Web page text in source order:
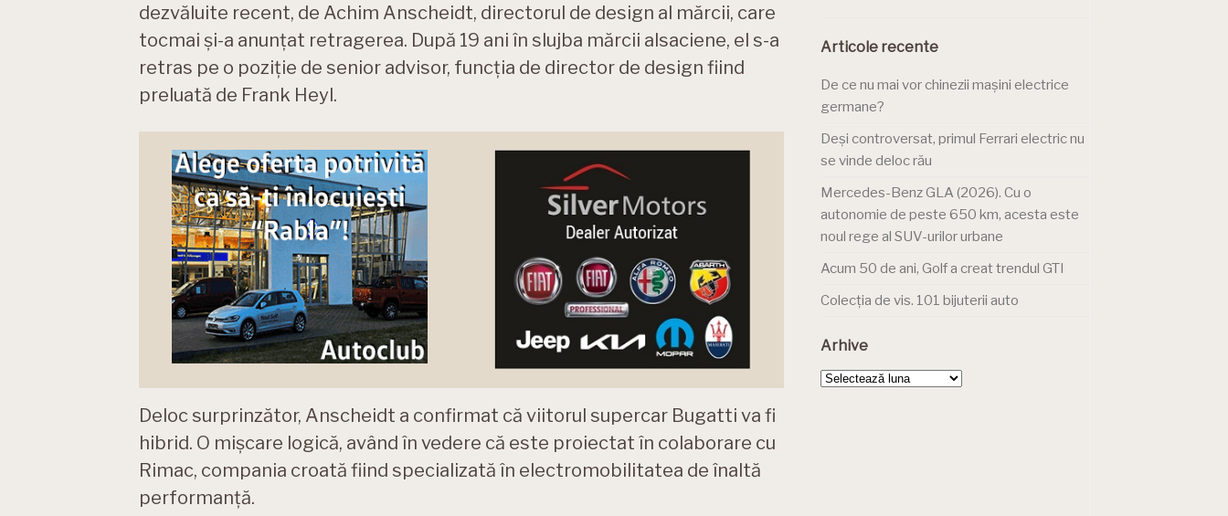
dezvăluite recent, de Achim Anscheidt, directorul de design al mărcii, care
tocmai și-a anunțat retragerea. După 19 ani în slujba mărcii alsaciene, el s-a
retras pe o poziție de senior advisor, funcția de director de design fiind
preluată de Frank Heyl.
Deloc surprinzător, Anscheidt a confirmat că viitorul supercar Bugatti va fi
hibrid. O mișcare logică, având în vedere că este proiectat în colaborare cu
Rimac, compania croată fiind specializată în electromobilitatea de înaltă
performanță.
Articole recente
De ce nu mai vor chinezii mașini electrice
germane?
Deși controversat, primul Ferrari electric nu
se vinde deloc rău
Mercedes-Benz GLA (2026). Cu o
autonomie de peste 650 km, acesta este
noul rege al SUV-urilor urbane
Acum 50 de ani, Golf a creat trendul GTI
Colecția de vis. 101 bijuterii auto
Arhive
Arhive